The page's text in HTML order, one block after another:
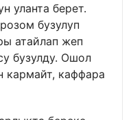
уланта берет.
бузулуп
атайлап жеп
бузулду. Ошол
кармайт, каффара